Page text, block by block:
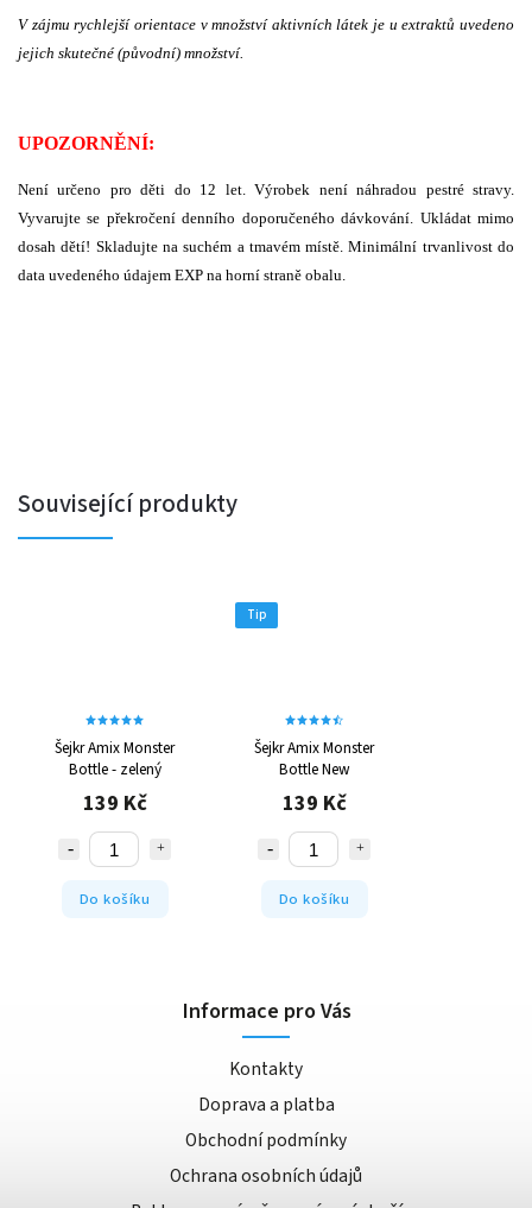
V zájmu rychlejší orientace v množství aktivních látek je u extraktů uvedeno
jejich skutečné (původní) množství.
UPOZORNĚNÍ:
Není určeno pro děti do 12 let. Výrobek není náhradou pestré stravy.
Vyvarujte se překročení denního doporučeného dávkování. Ukládat mimo
dosah dětí! Skladujte na suchém a tmavém místě. Minimální trvanlivost do
data uvedeného údajem EXP na horní straně obalu.
Související produkty
Šejkr Amix Monster
Bottle - zelený
139 Kč
Do košíku
Tip
Šejkr Amix Monster
Bottle New
139 Kč
Do košíku
Informace pro Vás
Kontakty
Doprava a platba
Obchodní podmínky
Ochrana osobních údajů